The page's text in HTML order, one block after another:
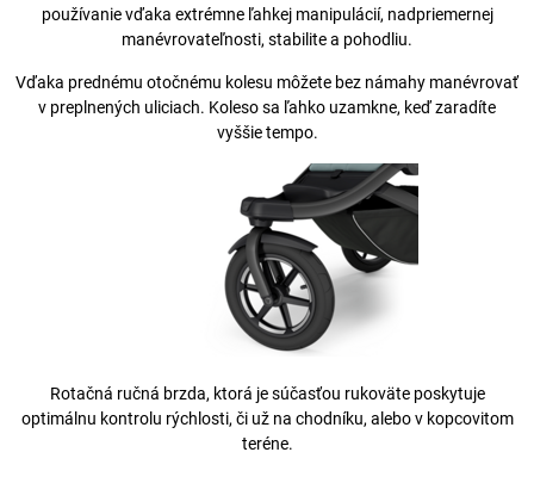
používanie vďaka extrémne ľahkej manipulácií, nadpriemernej
manévrovateľnosti, stabilite a pohodliu.
Vďaka prednému otočnému kolesu môžete bez námahy manévrovať
v preplnených uliciach. Koleso sa ľahko uzamkne, keď zaradíte
vyššie tempo.
Rotačná ručná brzda, ktorá je súčasťou rukoväte poskytuje
optimálnu kontrolu rýchlosti, či už na chodníku, alebo v kopcovitom
teréne.